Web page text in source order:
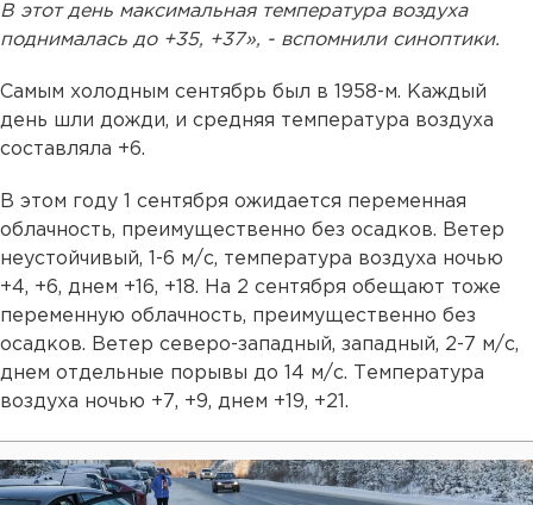
В этот день максимальная температура воздуха
поднималась до +35, +37», - вспомнили синоптики.
Самым холодным сентябрь был в 1958-м. Каждый
день шли дожди, и средняя температура воздуха
составляла +6.
В этом году 1 сентября ожидается переменная
облачность, преимущественно без осадков. Ветер
неустойчивый, 1-6 м/с, температура воздуха ночью
+4, +6, днем +16, +18. На 2 сентября обещают тоже
переменную облачность, преимущественно без
осадков. Ветер северо-западный, западный, 2-7 м/с,
днем отдельные порывы до 14 м/с. Температура
воздуха ночью +7, +9, днем +19, +21.